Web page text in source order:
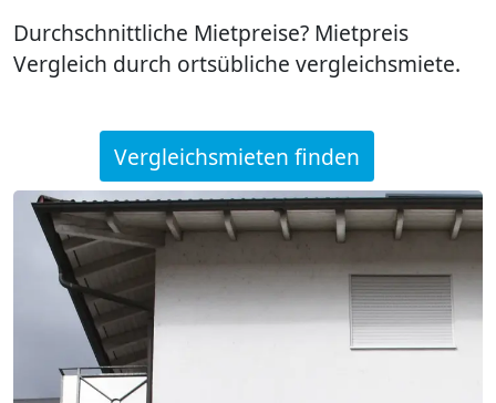
Durchschnittliche Mietpreise? Mietpreis
Vergleich durch ortsübliche vergleichsmiete.
Vergleichsmieten finden